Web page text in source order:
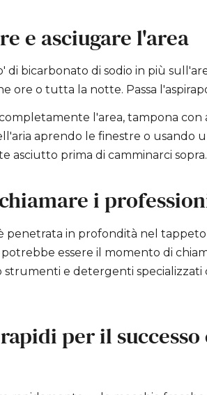
e asciugare l'area
di bicarbonato di sodio in più
ore o tutta la notte. Passa
l'area, tampona
aprendo le finestre o usando
asciutto prima di camminarci sopra.
i
penetrata in profondità nel
essere il momento di
strumenti e detergenti
per il